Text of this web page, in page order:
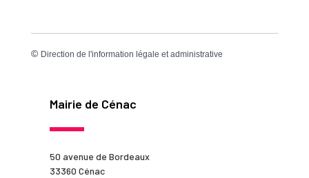
© Direction de l'information légale et administrative
Mairie de Cénac
50 avenue de Bordeaux
33360 Cénac